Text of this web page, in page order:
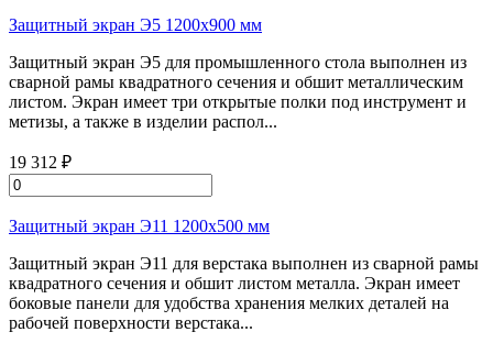
Защитный экран Э5 1200х900 мм
Защитный экран Э5 для промышленного стола выполнен из
сварной рамы квадратного сечения и обшит металлическим
листом. Экран имеет три открытые полки под инструмент и
метизы, а также в изделии распол...
19 312 ₽
Защитный экран Э11 1200х500 мм
Защитный экран Э11 для верстака выполнен из сварной рамы
квадратного сечения и обшит листом металла. Экран имеет
боковые панели для удобства хранения мелких деталей на
рабочей поверхности верстака...